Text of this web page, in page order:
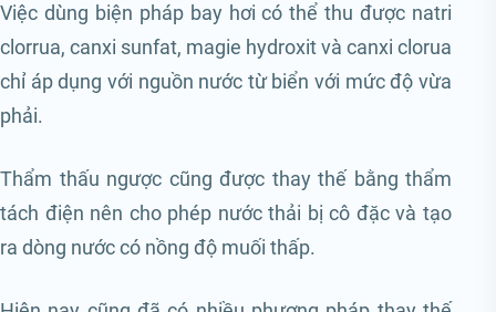
Việc dùng biện pháp bay hơi có thể thu được natri
clorrua, canxi sunfat, magie hydroxit và canxi clorua
chỉ áp dụng với nguồn nước từ biển với mức độ vừa
phải.
Thẩm thấu ngược cũng được thay thế bằng thẩm
tách điện nên cho phép nước thải bị cô đặc và tạo
ra dòng nước có nồng độ muối thấp.